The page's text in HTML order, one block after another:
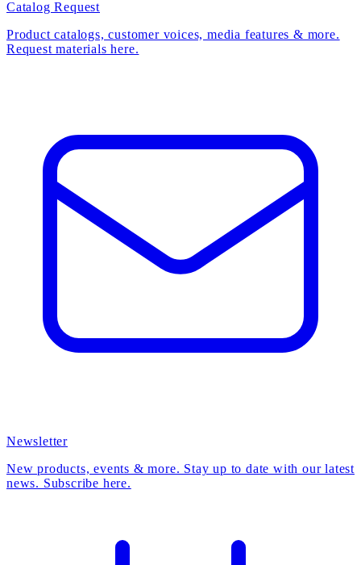
Catalog Request
Product catalogs, customer voices, media features & more.
Request materials here.
Newsletter
New products, events & more. Stay up to date with our latest
news. Subscribe here.